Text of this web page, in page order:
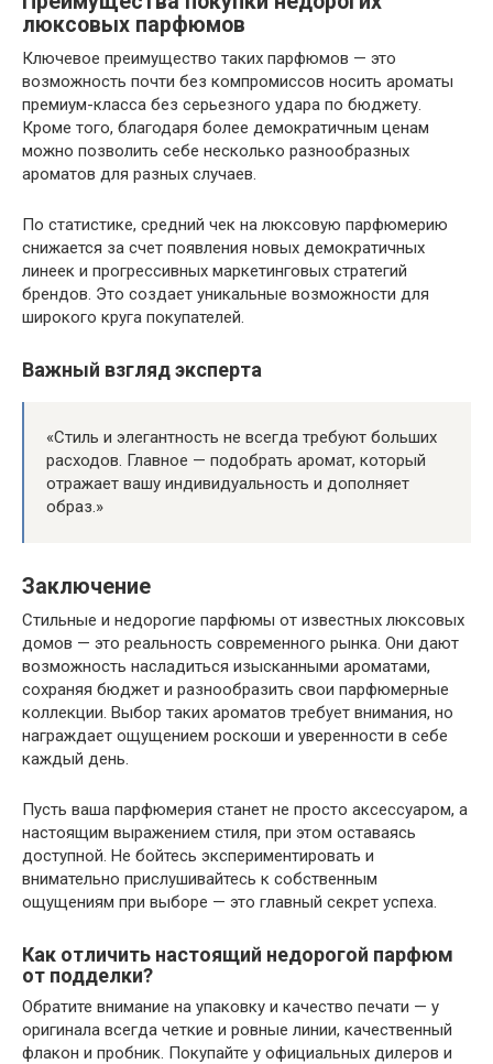
люксовых парфюмов
Ключевое преимущество таких парфюмов — это
возможность почти без компромиссов носить ароматы
премиум-класса без серьезного удара по бюджету.
Кроме того, благодаря более демократичным ценам
можно позволить себе несколько разнообразных
ароматов для разных случаев.
По статистике, средний чек на люксовую парфюмерию
снижается за счет появления новых демократичных
линеек и прогрессивных маркетинговых стратегий
брендов. Это создает уникальные возможности для
широкого круга покупателей.
Важный взгляд эксперта
«Стиль и элегантность не всегда требуют больших
расходов. Главное — подобрать аромат, который
отражает вашу индивидуальность и дополняет
образ.»
Заключение
Стильные и недорогие парфюмы от известных люксовых
домов — это реальность современного рынка. Они дают
возможность насладиться изысканными ароматами,
сохраняя бюджет и разнообразить свои парфюмерные
коллекции. Выбор таких ароматов требует внимания, но
награждает ощущением роскоши и уверенности в себе
каждый день.
Пусть ваша парфюмерия станет не просто аксессуаром, а
настоящим выражением стиля, при этом оставаясь
доступной. Не бойтесь экспериментировать и
внимательно прислушивайтесь к собственным
ощущениям при выборе — это главный секрет успеха.
Как отличить настоящий недорогой парфюм
от подделки?
Обратите внимание на упаковку и качество печати — у
оригинала всегда четкие и ровные линии, качественный
флакон и пробник. Покупайте у официальных дилеров и